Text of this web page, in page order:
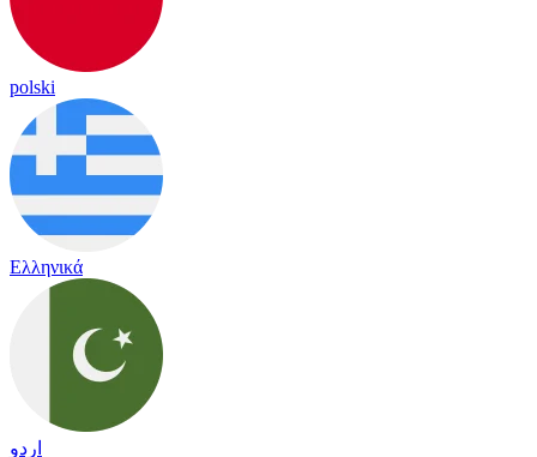
polski
Ελληνικά
اردو